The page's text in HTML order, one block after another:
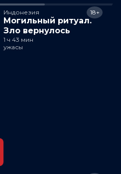
Индонезия
Могильный ритуал.
Зло вернулось
18+
1 ч 43 мин
ужасы